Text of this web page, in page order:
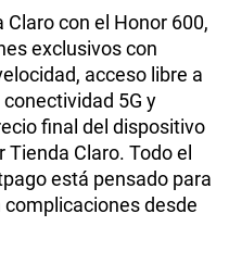
con el Honor 600,
exclusivos con
acceso libre a
5G y
final del dispositivo
Claro. Todo el
está pensado para
desde